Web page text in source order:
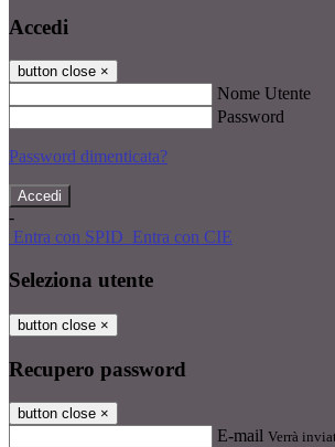
Accedi
button close ×
Nome Utente
Password
Password dimenticata?
-
Entra con SPID Entra con CIE
Seleziona utente
button close ×
Recupero password
button close ×
E-mail Verrà